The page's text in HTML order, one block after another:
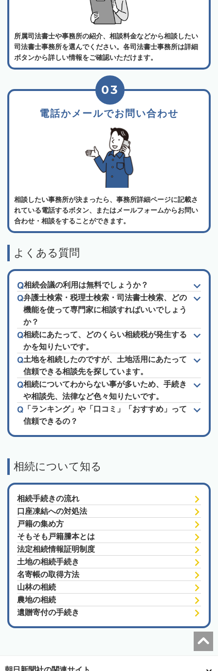
所属司法書士や事務所の紹介、相談料金などから相談したい
司法書士事務所を選んでください。各司法書士事務所は詳細
ボタンから詳しい情報をご確認いただけます。
電話かメールでお問い合わせ
03
相談したい事務所が決まったら、事務所詳細ページに記載さ
れている電話するボタン、またはメールフォームからお問い
合わせ・相談をすることができます。
よくある質問
相続会議の利用は無料でしょうか？
弁護士検索・税理士検索・司法書士検索、どの
機能を使って専門家に相談すればいいでしょう
か？
相続にあたって、どのくらい相続税が発生する
かを知りたいです。
土地を相続したのですが、土地活用にあたって
信頼できる相談先を探しています。
相続についてわからない事が多いため、手続き
や相談先、法律など色々知りたいです。
「ランキング」や「口コミ」「おすすめ」って
信頼できるの？
相続について知る
相続手続きの流れ
口座凍結への対処法
戸籍の集め方
そもそも戸籍謄本とは
法定相続情報証明制度
土地の相続手続き
名寄帳の取得方法
山林の相続
農地の相続
遺贈寄付の手続き